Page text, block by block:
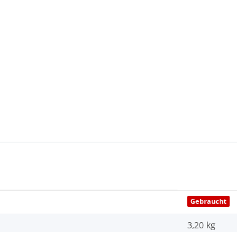
Gebraucht
3,20 kg